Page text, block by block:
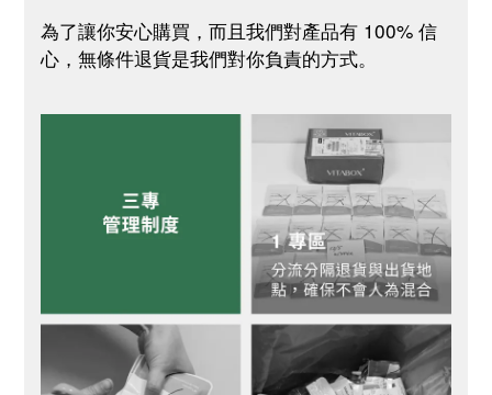
為了讓你安心購買，而且我們對產品有 100% 信
心，無條件退貨是我們對你負責的方式。